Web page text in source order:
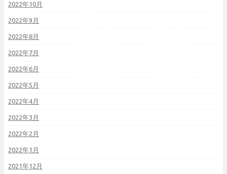
2022年10月
2022年9月
2022年8月
2022年7月
2022年6月
2022年5月
2022年4月
2022年3月
2022年2月
2022年1月
2021年12月